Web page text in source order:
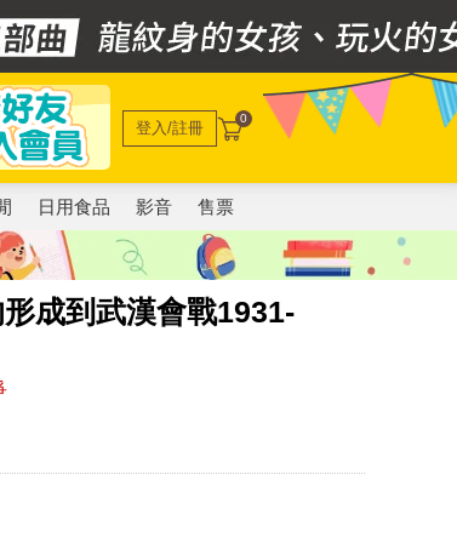
登入/註冊 0
日用食品 影音 售票
成到武漢會戰1931-